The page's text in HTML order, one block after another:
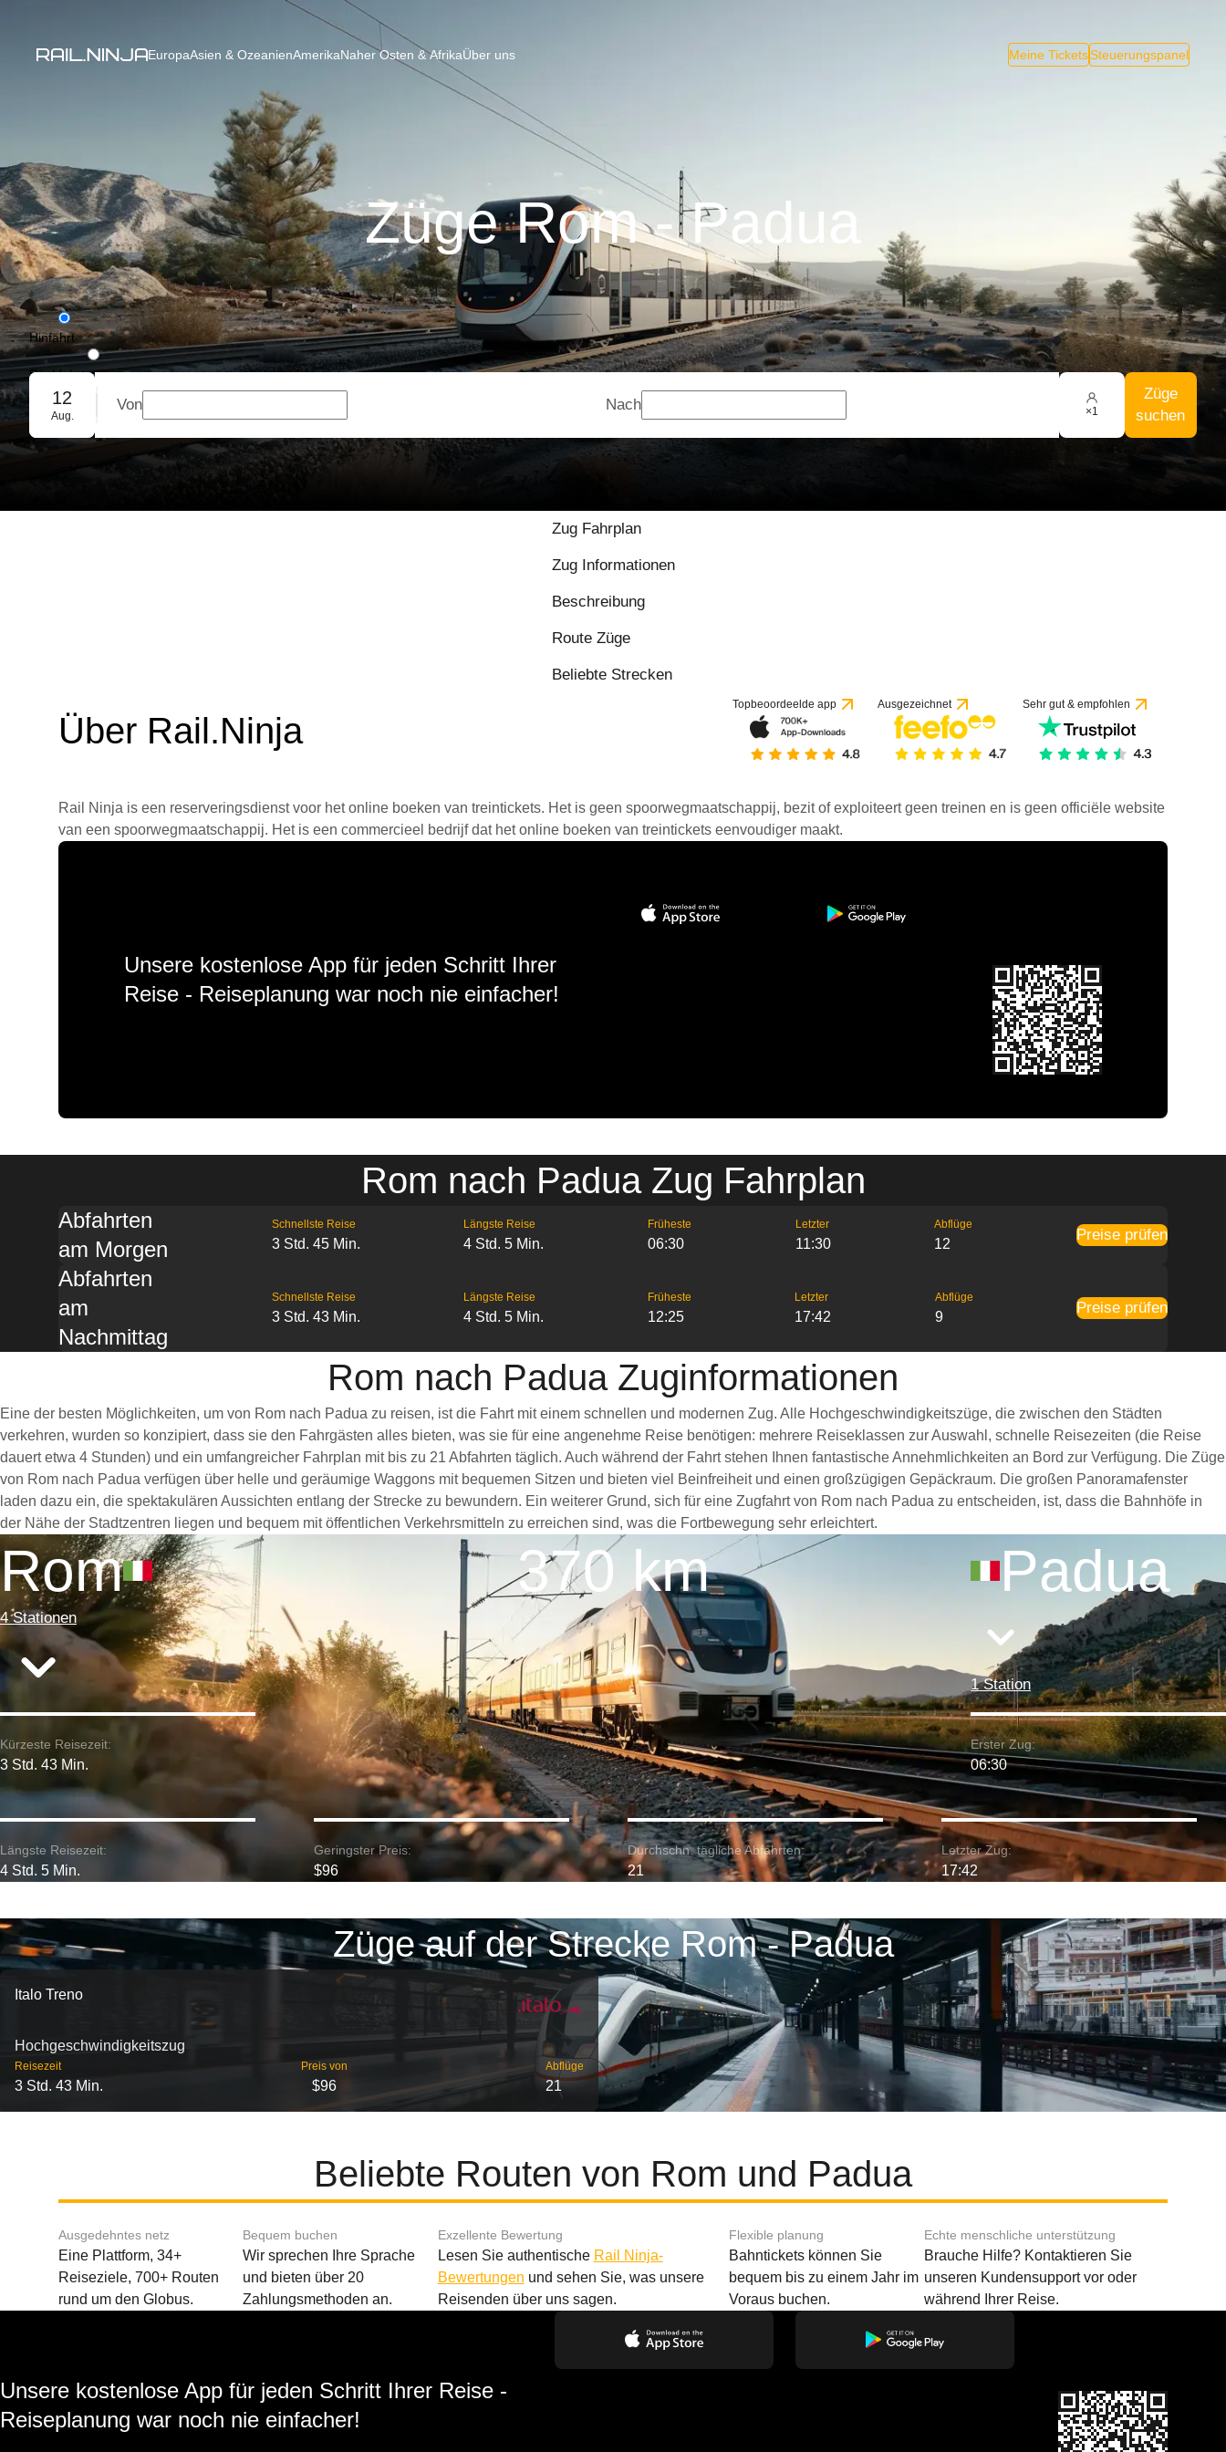
EuropaAsien & OzeanienAmerikaNaher Osten & AfrikaÜber uns Meine TicketsSteuerungspanel
Züge Rom - Padua
Hinfahrt
Rückfahrt
Gruppenbuchung
12
Aug.
Von Nach ×1
Züge
suchen
Zug Fahrplan
Zug Informationen
Beschreibung
Route Züge
Beliebte Strecken
Über Rail.Ninja
Topbeoordeelde app Ausgezeichnet Sehr gut & empfohlen
Rail Ninja is een reserveringsdienst voor het online boeken van treintickets. Het is geen spoorwegmaatschappij, bezit of exploiteert geen treinen en is geen officiële website
van een spoorwegmaatschappij. Het is een commercieel bedrijf dat het online boeken van treintickets eenvoudiger maakt.
Unsere kostenlose App für jeden Schritt Ihrer
Reise - Reiseplanung war noch nie einfacher!
Rom nach Padua Zug Fahrplan
Abfahrten
am Morgen
Schnellste Reise
3 Std. 45 Min.
Längste Reise
4 Std. 5 Min.
Früheste
06:30
Letzter
11:30
Abflüge
12
Preise prüfen
Abfahrten
am
Nachmittag
Schnellste Reise
3 Std. 43 Min.
Längste Reise
4 Std. 5 Min.
Früheste
12:25
Letzter
17:42
Abflüge
9
Preise prüfen
Rom nach Padua Zuginformationen
Eine der besten Möglichkeiten, um von Rom nach Padua zu reisen, ist die Fahrt mit einem schnellen und modernen Zug. Alle Hochgeschwindigkeitszüge, die zwischen den Städten
verkehren, wurden so konzipiert, dass sie den Fahrgästen alles bieten, was sie für eine angenehme Reise benötigen: mehrere Reiseklassen zur Auswahl, schnelle Reisezeiten (die Reise
dauert etwa 4 Stunden) und ein umfangreicher Fahrplan mit bis zu 21 Abfahrten täglich. Auch während der Fahrt stehen Ihnen fantastische Annehmlichkeiten an Bord zur Verfügung. Die Züge
von Rom nach Padua verfügen über helle und geräumige Waggons mit bequemen Sitzen und bieten viel Beinfreiheit und einen großzügigen Gepäckraum. Die großen Panoramafenster
laden dazu ein, die spektakulären Aussichten entlang der Strecke zu bewundern. Ein weiterer Grund, sich für eine Zugfahrt von Rom nach Padua zu entscheiden, ist, dass die Bahnhöfe in
der Nähe der Stadtzentren liegen und bequem mit öffentlichen Verkehrsmitteln zu erreichen sind, was die Fortbewegung sehr erleichtert.
Rom
4 Stationen
370 km Padua
1 Station
Kürzeste Reisezeit:
3 Std. 43 Min.
Erster Zug:
06:30
Längste Reisezeit:
4 Std. 5 Min.
Geringster Preis:
$96
Durchschn. tägliche Abfahrten:
21
Letzter Zug:
17:42
Züge auf der Strecke Rom - Padua
Italo Treno
Hochgeschwindigkeitszug
Reisezeit
3 Std. 43 Min.
Preis von
$96
Abflüge
21
Beliebte Routen von Rom und Padua
9.2 / 10 basierend auf 1 Bewertung
Ausgedehntes netz
Eine Plattform, 34+
Reiseziele, 700+ Routen
rund um den Globus.
Bequem buchen
Wir sprechen Ihre Sprache
und bieten über 20
Zahlungsmethoden an.
Exzellente Bewertung
Lesen Sie authentische Rail Ninja-
Bewertungen und sehen Sie, was unsere
Reisenden über uns sagen.
Flexible planung
Bahntickets können Sie
bequem bis zu einem Jahr im
Voraus buchen.
Echte menschliche unterstützung
Brauche Hilfe? Kontaktieren Sie
unseren Kundensupport vor oder
während Ihrer Reise.
Unsere kostenlose App für jeden Schritt Ihrer Reise -
Reiseplanung war noch nie einfacher!